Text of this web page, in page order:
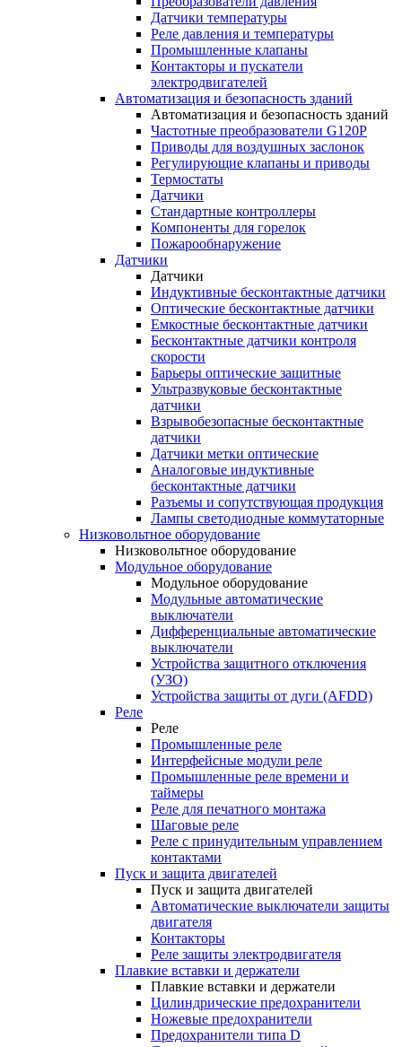
Датчики температуры
Реле давления и температуры
Промышленные клапаны
Контакторы и пускатели
электродвигателей
Автоматизация и безопасность зданий
Автоматизация и безопасность зданий
Частотные преобразователи G120P
Приводы для воздушных заслонок
Регулирующие клапаны и приводы
Термостаты
Датчики
Стандартные контроллеры
Компоненты для горелок
Пожарообнаружение
Датчики
Датчики
Индуктивные бесконтактные датчики
Оптические бесконтактные датчики
Емкостные бесконтактные датчики
Бесконтактные датчики контроля
скорости
Барьеры оптические защитные
Ультразвуковые бесконтактные
датчики
Взрывобезопасные бесконтактные
датчики
Датчики метки оптические
Аналоговые индуктивные
бесконтактные датчики
Разъемы и сопутствующая продукция
Лампы светодиодные коммутаторные
Низковольтное оборудование
Низковольтное оборудование
Модульное оборудование
Модульное оборудование
Модульные автоматические
выключатели
Дифференциальные автоматические
выключатели
Устройства защитного отключения
(УЗО)
Устройства защиты от дуги (AFDD)
Реле
Реле
Промышленные реле
Интерфейсные модули реле
Промышленные реле времени и
таймеры
Реле для печатного монтажа
Шаговые реле
Реле с принудительным управлением
контактами
Пуск и защита двигателей
Пуск и защита двигателей
Автоматические выключатели защиты
двигателя
Контакторы
Реле защиты электродвигателя
Плавкие вставки и держатели
Плавкие вставки и держатели
Цилиндрические предохранители
Ножевые предохранители
Предохранители типа D